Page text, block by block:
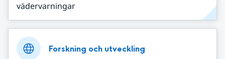
vädervarningar
Forskning och utveckling